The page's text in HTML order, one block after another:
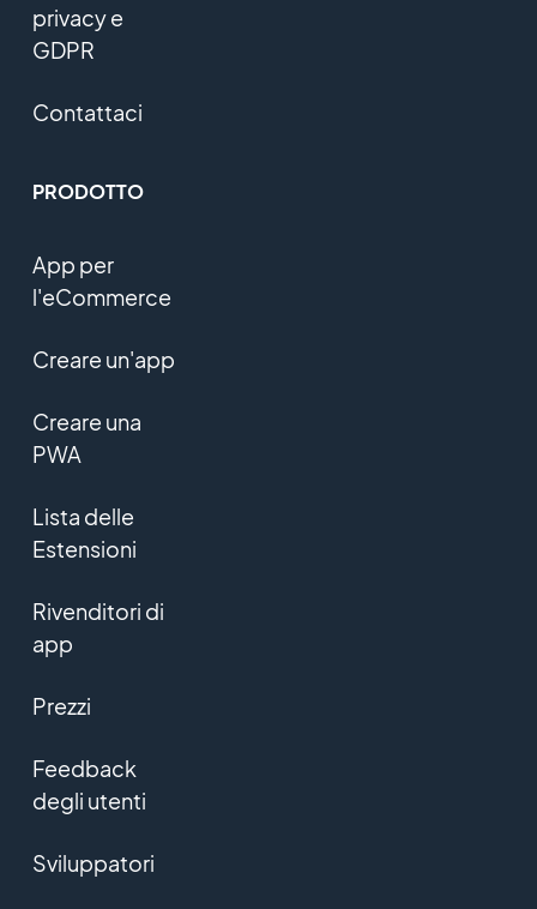
privacy e
GDPR
Contattaci
PRODOTTO
App per
l'eCommerce
Creare un'app
Creare una
PWA
Lista delle
Estensioni
Rivenditori di
app
Prezzi
Feedback
degli utenti
Sviluppatori